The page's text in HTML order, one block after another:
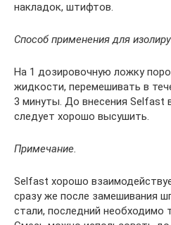
накладок, штифтов.
Способ применения для
На 1 дозировочную ложку
жидкости, перемешивать в
3 минуты. До внесения Selfast
следует хорошо высушить.
Примечание.
Selfast хорошо
сразу же после замешивания
стали, последний необходимо